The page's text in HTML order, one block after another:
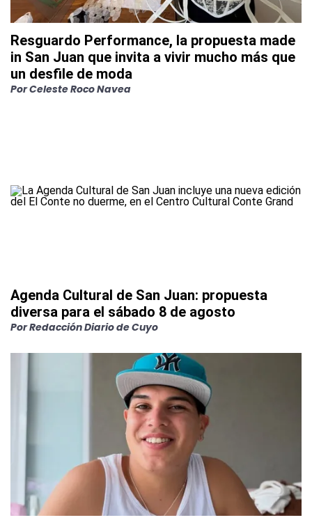
Resguardo Performance, la propuesta made
in San Juan que invita a vivir mucho más que
un desfile de moda
PorCeleste Roco Navea
Agenda Cultural de San Juan: propuesta
diversa para el sábado 8 de agosto
PorRedacción Diario de Cuyo